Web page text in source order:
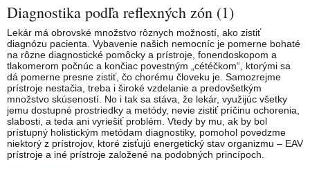
Diagnostika podľa reflexných zón (1)
Lekár má obrovské množstvo rôznych možností, ako zistiť
diagnózu pacienta. Vybavenie našich nemocníc je pomerne bohaté
na rôzne diagnostické pomôcky a prístroje, fonendoskopom a
tlakomerom počnúc a končiac povestným „cétéčkom“, ktorými sa
dá pomerne presne zistiť, čo chorému človeku je. Samozrejme
prístroje nestačia, treba i široké vzdelanie a predovšetkým
množstvo skúseností. No i tak sa stáva, že lekár, využijúc všetky
jemu dostupné prostriedky a metódy, nevie zistiť príčinu ochorenia,
slabosti, a teda ani vyriešiť problém. Vtedy by mu, ak by bol
prístupný holistickým metódam diagnostiky, pomohol povedzme
niektorý z prístrojov, ktoré zisťujú energetický stav organizmu – EAV
prístroje a iné prístroje založené na podobných princípoch.